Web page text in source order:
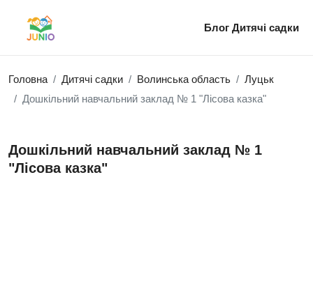
Блог Дитячі садки
Головна Дитячі садки Волинська область
Луцьк
Дошкільний навчальний заклад № 1 "Лісова казка"
Дошкільний навчальний заклад № 1
"Лісова казка"